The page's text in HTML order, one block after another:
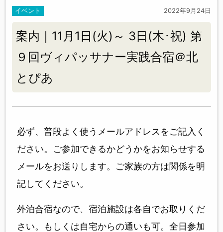
イベント 2022年9月24日
案内｜11月1日(火)～ 3日(木･祝) 第
９回ヴィパッサナー実践合宿＠北
とぴあ
必ず、普段よく使うメールアドレスをご記入く
ださい。ご参加できるかどうかをお知らせする
メールをお送りします。ご家族の方は関係を明
記してください。
外泊合宿なので、宿泊施設は各自でお取りくだ
さい。もしくは自宅からの通いも可。全日参加